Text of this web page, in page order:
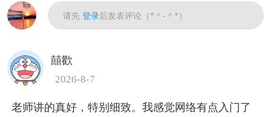
请先登录后发表评论（*＾-＾*）
囍歡
2026-8-7
老师讲的真好，特别细致。我感觉网络有点入门了